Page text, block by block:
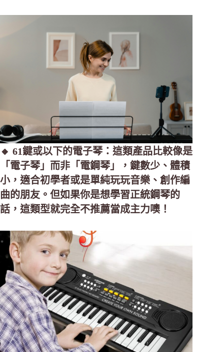
🔸 61鍵或以下的電子琴：這類產品比較像是
「電子琴」而非「電鋼琴」，鍵數少、體積
小，適合初學者或是單純玩玩音樂、創作編
曲的朋友。但如果你是想學習正統鋼琴的
話，這類型就完全不推薦當成主力噢！